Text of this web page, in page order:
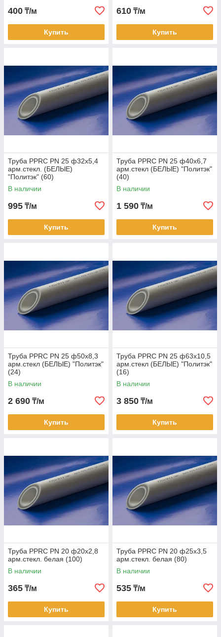
400 ₸/м
Купить
610 ₸/м
Купить
Труба PPRC PN 25 ф32х5,4
арм.стекл. (БЕЛЫЕ)
"Политэк" (60)
В наличии
995 ₸/м
Купить
Труба PPRC PN 25 ф40х6,7
арм.стекл (БЕЛЫЕ) "Политэк"
(40)
В наличии
1 590 ₸/м
Купить
Труба PPRC PN 25 ф50х8,3
арм.стекл (БЕЛЫЕ) "Политэк"
(24)
В наличии
2 690 ₸/м
Купить
Труба PPRC PN 25 ф63х10,5
арм.стекл (БЕЛЫЕ) "Политэк"
(16)
В наличии
3 850 ₸/м
Купить
Труба PPRC PN 20 ф20х2,8
арм.стекл. белая (100)
В наличии
365 ₸/м
Купить
Труба PPRC PN 20 ф25х3,5
арм.стекл. белая (80)
В наличии
535 ₸/м
Купить